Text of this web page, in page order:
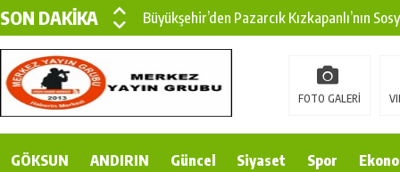
SON DAKİKA
Büyükşehir’den Pazarcık Kızkapanlı’nın
Büyükşehir’den Pazarcık Kırsalına Modern
Çin’den KSÜ’ye Uluslararası Başarı:
Gençler Pusula Maraş Kampında Yeni
FOTO GALERİ
GÖKSUN ANDIRIN Güncel Siyaset Spor